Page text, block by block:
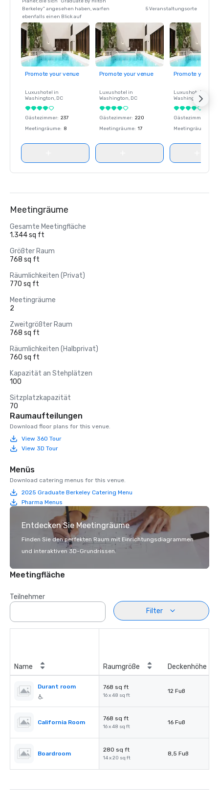
Berkeley" angesehen haben, warfen
ebenfalls einen Blick auf
5 Veranstaltungsorte
Promote your venue
Luxushotel in
Washington, DC
Gästezimmer: 237
Meetingräume: 8
Promote your venue
Luxushotel in
Washington, DC
Gästezimmer: 220
Meetingräume: 17
Promote your
Luxushotel in
Washington
Gästezimmer
Meetingräume
Meetingräume
Gesamte Meetingfläche
1.344 sq ft
Größter Raum
768 sq ft
Räumlichkeiten (Privat)
770 sq ft
Meetingräume
2
Zweitgrößter Raum
768 sq ft
Räumlichkeiten (Halbprivat)
760 sq ft
Kapazität an Stehplätzen
100
Sitzplatzkapazität
70
Raumaufteilungen
Download floor plans for this venue.
View 360 Tour
View 3D Tour
Menüs
Download catering menus for this venue.
2025 Graduate Berkeley Catering Menu
Pharma Menus
Entdecken Sie Meetingräume
Finden Sie den perfekten Raum mit Einrichtungsdiagrammen
und interaktiven 3D-Grundrissen.
Meetingfläche
Teilnehmer
Filter
Name Raumgröße Deckenhöhe
Durant room 768 sq ft
16 x 48 sq ft
12 Fuß
California Room
768 sq ft
16 x 48 sq ft
16 Fuß
Boardroom
280 sq ft
14 x 20 sq ft
8,5 Fuß